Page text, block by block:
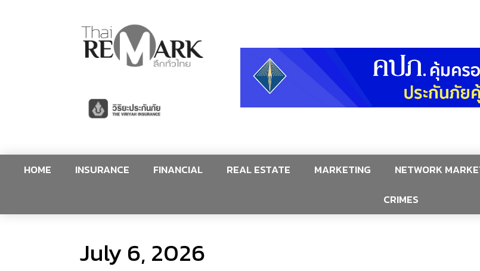
HOME INSURANCE FINANCIAL REAL ESTATE MARKETING NETWORK
CRIMES
July 6, 2026